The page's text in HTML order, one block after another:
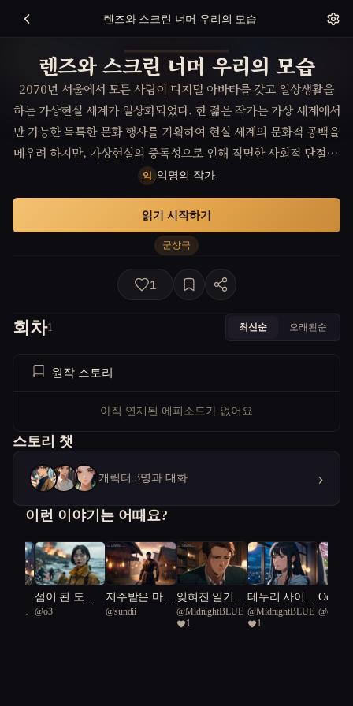
렌즈와 스크린 너머 우리의 모습
렌즈와 스크린 너머 우리의 모습
2070년 서울에서 모든 사람이 디지털 아바타를 갖고 일상생활을
하는 가상현실 세계가 일상화되었다. 한 젊은 작가는 가상 세계에서
만 가능한 독특한 문화 행사를 기획하여 현실 세계의 문화적 공백을
메우려 하지만, 가상현실의 중독성으로 인해 직면한 사회적 단절 문
제를 극복해야 한다. 이 과정 속에서 가상과 현실의 경계를 허물며
진정한 커뮤니티의 의미를 탐색한다.
익 익명의 작가
군상극
읽기 시작하기
1
회차1 최신순 오래된순
원작 스토리
아직 연재된 에피소드가 없어요
스토리 챗
캐릭터 3명과 대화 ›
이런 이야기는 어때요?
는고
섬이 된 도시,
희망의 끝자락
@o3
저주받은 마을
의 연인들
@sundii
잊혀진 일기와
영웅들의 서사
시
@MidnightBLUE
1
테두리 사이의
용서
@MidnightBLUE
1
Odd
@